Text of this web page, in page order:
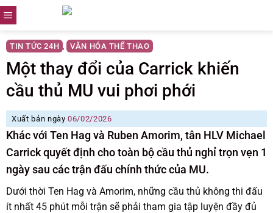
Skip
to
content
TIN TỨC 24H , VĂN HÓA THỂ THAO
Một thay đổi của Carrick khiến
cầu thủ MU vui phơi phới
Xuất bản ngày06/02/2026
Khác với Ten Hag và Ruben Amorim, tân HLV Michael
Carrick quyết định cho toàn bộ cầu thủ nghỉ trọn vẹn 1
ngày sau các trận đấu chính thức của MU.
Dưới thời Ten Hag và Amorim, những cầu thủ không thi đấu
ít nhất 45 phút mỗi trận sẽ phải tham gia tập luyện đầy đủ